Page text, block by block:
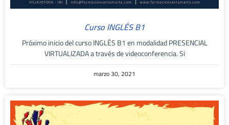
Curso INGLÉS B1
Próximo inicio del curso INGLÉS B1 en modalidad PRESENCIAL
VIRTUALIZADA a través de videoconferencia. Si
marzo 30, 2021